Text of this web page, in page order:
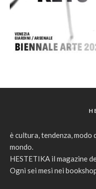
è cultura, tendenza, modo
mondo.
HESTETIKA il magazine
Ogni sei mesi nei